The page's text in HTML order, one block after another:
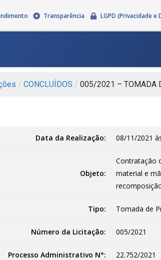
Transparência LGPD (Privacidade e
/ CONCLUÍDOS / 005/2021 – TOMADA
Data da Realização: 08/11/2021
Objeto:
Contratação
material e
Tipo: Tomada de
Número da Licitação: 005/2021
Processo Administrativo N°: 22.752/2021